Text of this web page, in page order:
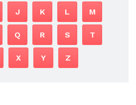
J K L M
Q R S T
X Y Z